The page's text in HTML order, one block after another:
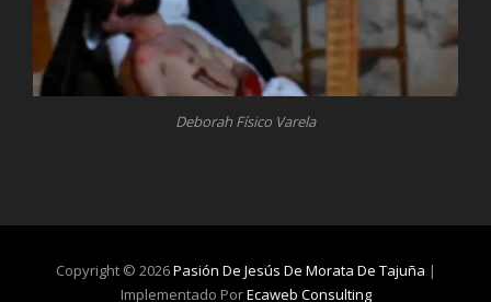
Deborah Físico Varela
Copyright © 2026Pasión De Jesús De Morata De Tajuña |
Implementado PorEcaweb Consulting